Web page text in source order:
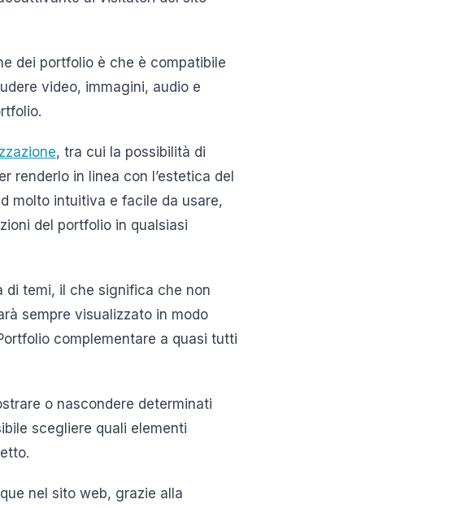
dei portfolio è che è compatibile
video, immagini, audio e
, tra cui la possibilità di
renderlo in linea con l’estetica del
molto intuitiva e facile da usare,
del portfolio in qualsiasi
di temi, il che significa che non
sempre visualizzato in modo
complementare a quasi tutti
o nascondere determinati
scegliere quali elementi
nel sito web, grazie alla